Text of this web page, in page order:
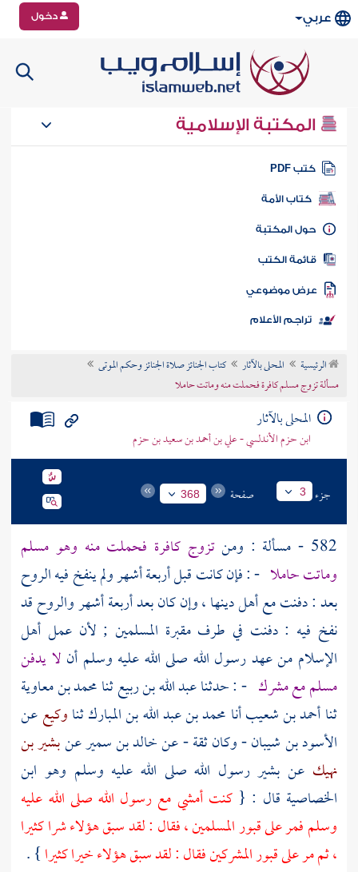
عربي دخول
المكتبة الإسلامية
كتب PDF
كتاب الأمة
المكتبة
الكتب
موضوعي
تراجم الأعلام
الرئيسية المحلى بالآثار
كتاب الجنائز صلاة الجنائز وحكم الموتى
مسألة تزوج مسلم كافرة فحملت منه وماتت حاملا
المحلى بالآثار
ابن حزم الأندلسي - علي بن أحمد بن سعيد بن حزم
جزء 3 صفحة 368
582 - مسألة : ومن
تزوج كافرة فحملت منه وهو مسلم
وماتت حاملا - : فإن كانت قبل أربعة أشهر ولم ينفخ فيه الروح
بعد : دفنت مع أهل دينها ، وإن كان بعد أربعة أشهر والروح قد
نفخ فيه : دفنت في طرف مقبرة المسلمين ; لأن عمل أهل
الإسلام من عهد رسول الله صلى الله عليه وسلم أن لا يدفن
مسلم مع مشرك - : حدثناعبد الله بن ربيعثنامحمد بن معاوية
ثناأحمد بن شعيبأنا محمد بن عبد الله بن المباركثناوكيععن
الأسود بن شيبان- وكان ثقة - عنخالد بن سميرعنبشير بن
نهيك عن بشير رسول الله صلى الله عليه وسلم وهو ابن
الخصاصية قال : {كنت أمشي مع رسول الله صلى الله عليه
وسلم فمر على قبور المسلمين ، فقال : لقد سبق هؤلاء شرا كثيرا
، ثم مر على قبور المشركين فقال : لقد سبق هؤلاء خيرا كثيرا} .